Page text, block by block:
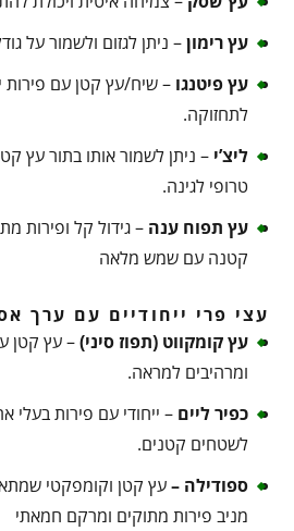
עץ רימון– ניתן לגזום ולשמור על
עץ פיטנגו – שיח/עץ קטן עם פירות
לתחזוקה.
ליצ’י– ניתן לשמור אותו בתור עץ
טרופי לגינה.
עץ תפוח ענה – גידול קל ופירות
קטנה עם שמש מלאה
עצי פרי ייחודיים עם ערך
עץ קומקווט (תפוז סיני)– עץ קטן
ומרהיבים למראה.
כפיר ליים– ייחודי עם פירות בעלי
לשטחים קטנים.
ספודילה –עץ קטן וקומפקטי
מניב פירות מתוקים ומרקם חמאתי